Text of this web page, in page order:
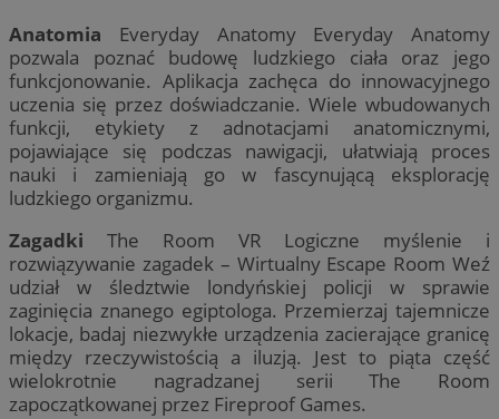
Anatomia Everyday Anatomy Everyday Anatomy
pozwala poznać budowę ludzkiego ciała oraz jego
funkcjonowanie. Aplikacja zachęca do innowacyjnego
uczenia się przez doświadczanie. Wiele wbudowanych
funkcji, etykiety z adnotacjami anatomicznymi,
pojawiające się podczas nawigacji, ułatwiają proces
nauki i zamieniają go w fascynującą eksplorację
ludzkiego organizmu.
Zagadki The Room VR Logiczne myślenie i
rozwiązywanie zagadek – Wirtualny Escape Room Weź
udział w śledztwie londyńskiej policji w sprawie
zaginięcia znanego egiptologa. Przemierzaj tajemnicze
lokacje, badaj niezwykłe urządzenia zacierające granicę
między rzeczywistością a iluzją. Jest to piąta część
wielokrotnie nagradzanej serii The Room
zapoczątkowanej przez Fireproof Games.